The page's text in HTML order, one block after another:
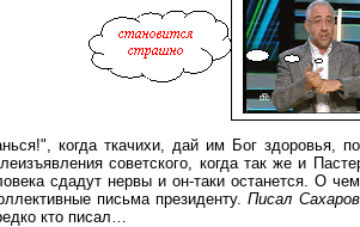
когда ткачихи, дай им Бог здоровья,
советского, когда так же и
сдадут нервы и он-таки останется. О
письма президенту.Писал Сахаров
кто писал…